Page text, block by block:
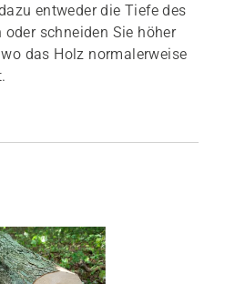
entweder die Tiefe des
oder schneiden Sie höher
das Holz normalerweise